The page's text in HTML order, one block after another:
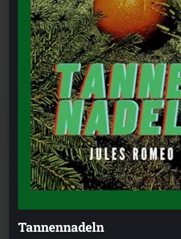
Tannennadeln